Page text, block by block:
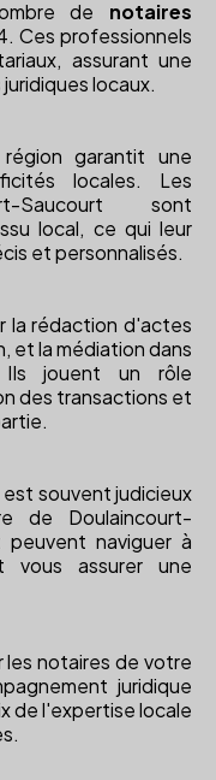
de notaires
Ces professionnels
assurant une
locaux.
garantit une
locales. Les
Saucourt sont
local, ce qui leur
et personnalisés.
la rédaction d'actes
et la médiation dans
Ils jouent un rôle
des transactions et
est souvent judicieux
de Doulaincourt-
naviguer à
vous assurer une
les notaires de votre
juridique
de l'expertise locale